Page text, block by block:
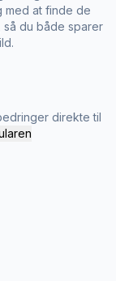
med at finde de
du både sparer
direkte til